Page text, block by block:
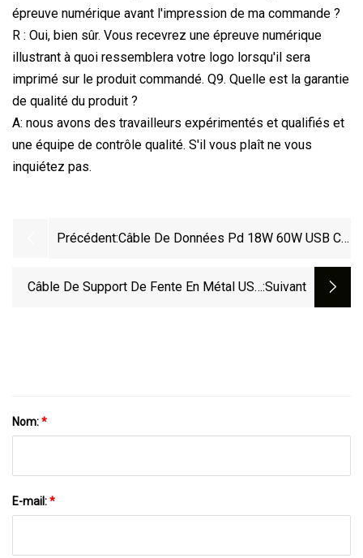
épreuve numérique avant l'impression de ma commande ?
R : Oui, bien sûr. Vous recevrez une épreuve numérique
illustrant à quoi ressemblera votre logo lorsqu'il sera
imprimé sur le produit commandé. Q9. Quelle est la garantie
de qualité du produit ?
A: nous avons des travailleurs expérimentés et qualifiés et
une équipe de contrôle qualité. S'il vous plaît ne vous
inquiétez pas.
Précédent:Câble De Données Pd 18W 60W USB C
Données Apple Pour Câble USB
Chargeur IPhone, Pour Câble IPhone
Câble De Support De Fente En Métal USB:suivant
Nom:*
E-mail:*